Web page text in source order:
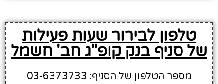
טלפון לבירור שעות פעילות
של סניף בנק קופ"ג חב' חשמל
מספר הטלפון של הסניף: 03-6373733